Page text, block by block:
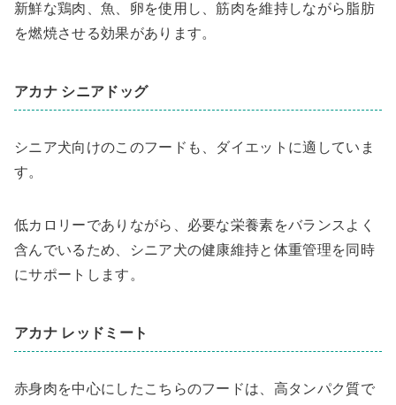
新鮮な鶏肉、魚、卵を使用し、筋肉を維持しながら脂肪
を燃焼させる効果があります。
アカナ シニアドッグ
シニア犬向けのこのフードも、ダイエットに適していま
す。
低カロリーでありながら、必要な栄養素をバランスよく
含んでいるため、シニア犬の健康維持と体重管理を同時
にサポートします。
アカナ レッドミート
赤身肉を中心にしたこちらのフードは、高タンパク質で